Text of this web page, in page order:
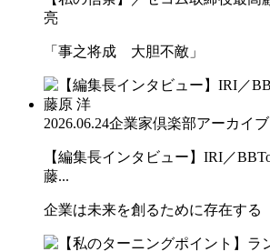
亮
「事之将成 大胆不敵」
2026.06.24企業家倶楽部アーカイブ
【編集長インタビュー】IRI／
藤...
企業は未来を創るために存在する